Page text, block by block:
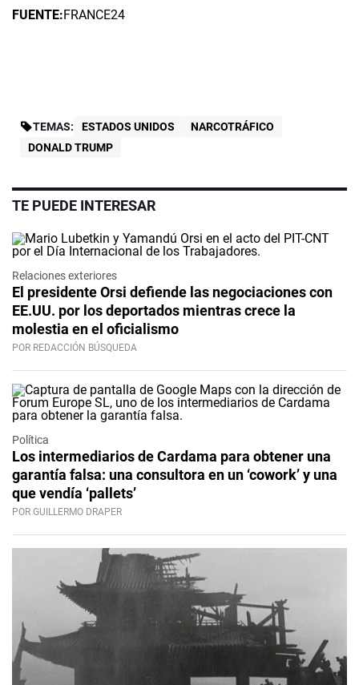
FUENTE:FRANCE24
TEMAS: ESTADOS UNIDOS
NARCOTRÁFICO
DONALD TRUMP
TE PUEDE INTERESAR
Relaciones exteriores
El presidente Orsi defiende las negociaciones con
EE.UU. por los deportados mientras crece la
molestia en el oficialismo
POR REDACCIÓN BÚSQUEDA
Política
Los intermediarios de Cardama para obtener una
garantía falsa: una consultora en un ‘cowork’ y una
que vendía ‘pallets’
POR GUILLERMO DRAPER